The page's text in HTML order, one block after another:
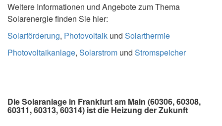
Weitere Informationen und Angebote zum Thema
Solarenergie finden Sie hier:
Solarförderung, Photovoltaik und Solarthermie
Photovoltaikanlage, Solarstrom und Stromspeicher
Die Solaranlage in Frankfurt am Main (60306, 60308,
60311, 60313, 60314) ist die Heizung der Zukunft